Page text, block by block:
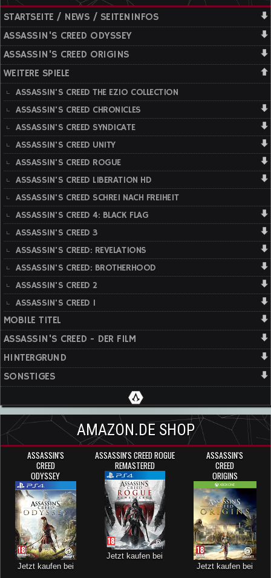
STARTSEITE / NEWS / SEITENINFOS
ASSASSIN'S CREED ODYSSEY
ASSASSIN'S CREED ORIGINS
WEITERE SPIELE
ASSASSIN'S CREED THE EZIO COLLECTION
ASSASSIN'S CREED CHRONICLES
ASSASSIN'S CREED SYNDICATE
ASSASSIN'S CREED UNITY
ASSASSIN'S CREED ROGUE
ASSASSIN'S CREED LIBERATION HD
ASSASSIN'S CREED SCHREI NACH FREIHEIT
ASSASSIN'S CREED 4: BLACK FLAG
ASSASSIN'S CREED 3
ASSASSIN'S CREED: REVELATIONS
ASSASSIN'S CREED: BROTHERHOOD
ASSASSIN'S CREED 2
ASSASSIN'S CREED 1
MOBILE TITEL
ASSASSIN'S CREED - DER FILM
HINTERGRUND
SONSTIGES
AMAZON.DE SHOP
ASSASSIN'S
CREED
ODYSSEY
Jetzt kaufen bei
ASSASSIN'S CREED ROGUE
REMASTERED
Jetzt kaufen bei
ASSASSIN'S
CREED
ORIGINS
Jetzt kaufen bei